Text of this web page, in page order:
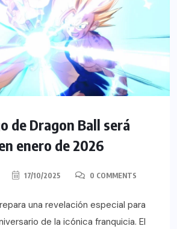
de Dragon Ball será
enero de 2026
17/10/2025 0 COMMENTS
una revelación especial para
de la icónica franquicia. El